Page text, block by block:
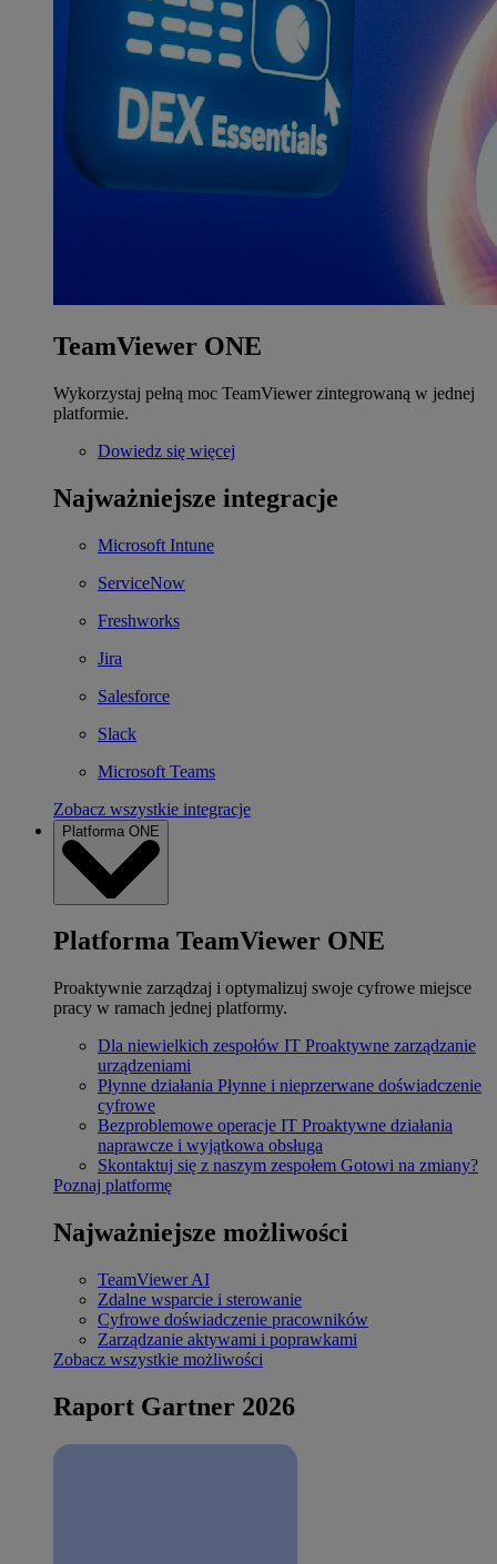
TeamViewer ONE
Wykorzystaj pełną moc TeamViewer zintegrowaną w jednej
platformie.
Dowiedz się więcej
Najważniejsze integracje
Microsoft Intune
ServiceNow
Freshworks
Jira
Salesforce
Slack
Microsoft Teams
Zobacz wszystkie integracje
Platforma ONE
Platforma TeamViewer ONE
Proaktywnie zarządzaj i optymalizuj swoje cyfrowe miejsce
pracy w ramach jednej platformy.
Dla niewielkich zespołów IT Proaktywne zarządzanie
urządzeniami
Płynne działania Płynne i nieprzerwane doświadczenie
cyfrowe
Bezproblemowe operacje IT Proaktywne działania
naprawcze i wyjątkowa obsługa
Skontaktuj się z naszym zespołem Gotowi na zmiany?
Poznaj platformę
Najważniejsze możliwości
TeamViewer AI
Zdalne wsparcie i sterowanie
Cyfrowe doświadczenie pracowników
Zarządzanie aktywami i poprawkami
Zobacz wszystkie możliwości
Raport Gartner 2026